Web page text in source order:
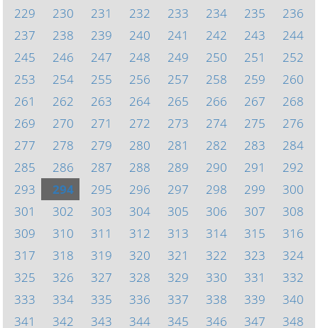
229
230 231 232 233 234 235
236
237
238 239 240 241 242 243
244
245
246 247 248 249 250 251
252
253
254 255 256 257 258 259
260
261
262 263 264 265 266 267
268
269
270 271 272 273 274 275
276
277
278 279 280 281 282 283
284
285
286 287 288 289 290 291
292
293
294 295 296 297 298 299
300
301
302 303 304 305 306 307
308
309
310 311 312 313 314 315
316
317
318 319 320 321 322 323
324
325
326 327 328 329 330 331
332
333
334 335 336 337 338 339
340
341
342 343 344 345 346 347 348